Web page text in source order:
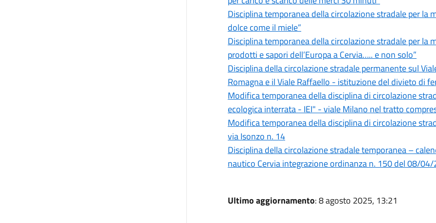
Disciplina temporanea della circolazione stradale per
dolce come il miele”
Disciplina temporanea della circolazione stradale per la
prodotti e sapori dell’Europa a Cervia….. e non solo”
Disciplina della circolazione stradale permanente sul
Romagna e il Viale Raffaello - istituzione del divieto di
Modifica temporanea della disciplina di circolazione
ecologica interrata - IEI" - viale Milano nel tratto
Modifica temporanea della disciplina di circolazione
via Isonzo n. 14
Disciplina della circolazione stradale temporanea –
nautico Cervia integrazione ordinanza n. 150 del 08/
Ultimo aggiornamento: 8 agosto 2025, 13:21